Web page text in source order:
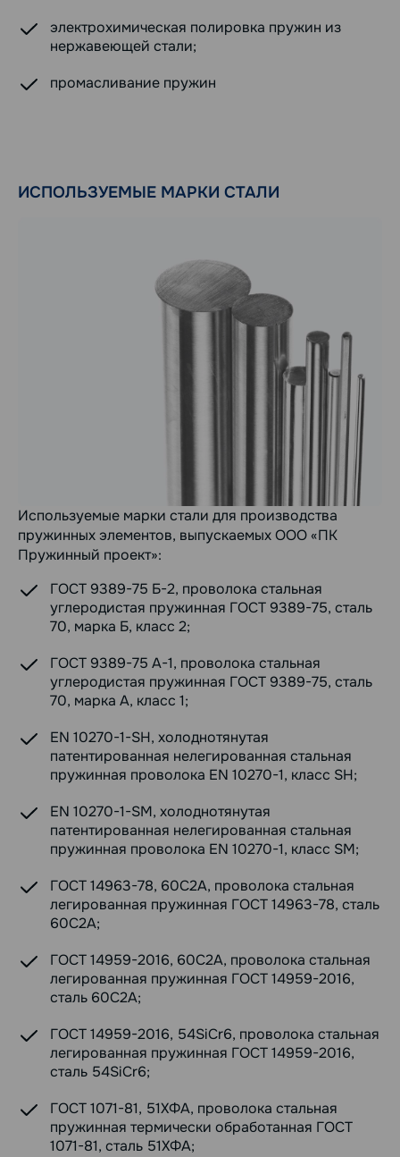
электрохимическая полировка пружин из
нержавеющей стали;
промасливание пружин
ИСПОЛЬЗУЕМЫЕ МАРКИ СТАЛИ
Используемые марки стали для производства
пружинных элементов, выпускаемых ООО «ПК
Пружинный проект»:
ГОСТ 9389-75 Б-2, проволока стальная
углеродистая пружинная ГОСТ 9389-75, сталь
70, марка Б, класс 2;
ГОСТ 9389-75 А-1, проволока стальная
углеродистая пружинная ГОСТ 9389-75, сталь
70, марка А, класс 1;
EN 10270-1-SH, холоднотянутая
патентированная нелегированная стальная
пружинная проволока EN 10270-1, класс SH;
EN 10270-1-SM, холоднотянутая
патентированная нелегированная стальная
пружинная проволока EN 10270-1, класс SM;
ГОСТ 14963-78, 60С2А, проволока стальная
легированная пружинная ГОСТ 14963-78, сталь
60С2А;
ГОСТ 14959-2016, 60С2А, проволока стальная
легированная пружинная ГОСТ 14959-2016,
сталь 60С2А;
ГОСТ 14959-2016, 54SiCr6, проволока стальная
легированная пружинная ГОСТ 14959-2016,
сталь 54SiCr6;
ГОСТ 1071-81, 51ХФА, проволока стальная
пружинная термически обработанная ГОСТ
1071-81, сталь 51ХФА;